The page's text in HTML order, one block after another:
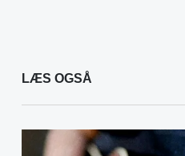
LÆS OGSÅ